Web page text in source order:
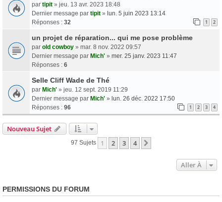
par tipit » jeu. 13 avr. 2023 18:48
Dernier message par tipit » lun. 5 juin 2023 13:14
Réponses : 32 1 2
un projet de réparation... qui me pose problème
par old cowboy » mar. 8 nov. 2022 09:57
Dernier message par Mich' » mer. 25 janv. 2023 11:47
Réponses : 6
Selle Cliff Wade de Thé
par Mich' » jeu. 12 sept. 2019 11:29
Dernier message par Mich' » lun. 26 déc. 2022 17:50
Réponses : 96 1 2 3 4
Nouveau Sujet
97 Sujets 1 2 3 4
Aller À
PERMISSIONS DU FORUM